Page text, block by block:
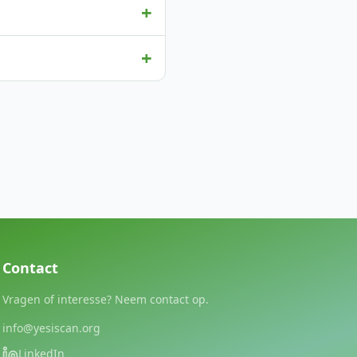
+
+
Contact
Vragen of interesse? Neem contact op.
info@yesiscan.org
LinkedIn